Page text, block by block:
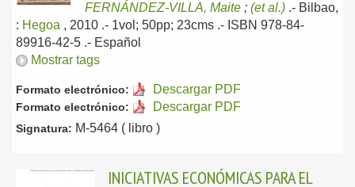
FERNÁNDEZ-VILLA, Maite ; (et al.) .- Bilbao,
: Hegoa , 2010 .- 1vol; 50pp; 23cms .- ISBN 978-84-
89916-42-5 .- Español
Mostrar tags
Formato electrónico: Descargar PDF
Formato electrónico: Descargar PDF
Signatura: M-5464 ( libro )
INICIATIVAS ECONÓMICAS PARA EL